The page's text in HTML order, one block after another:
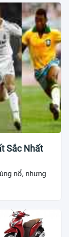
Sắc Nhất
nổ, nhưng